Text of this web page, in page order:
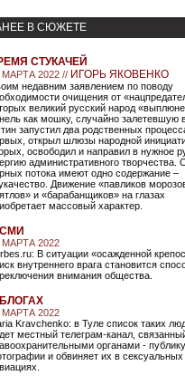
В СЮЖЕТЕ
СТУКАЧЕЙ
МАРТА 2022 // ИГОРЬ ЯКОВЕНКО
недавним заявлением по поводу
очищения от
великий русский народ
как мошку, случайно залетевшую
запустил два родственных
открыл шлюзы народной
освободил и направил в нужное
административного творчества.
потока имеют одно содержание –
Движение «павликов
и «барабанщиков» на глазах
массовый характер.
МАРТА 2022
В ситуации «осажденной
внутреннего врага становится
внимания общества.
МАРТА 2022
Kravchenko: в Туле список таких
местный телеграм-канал,
органами -
и обвиняет их в сексуальных